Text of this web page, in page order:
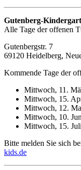
Gutenberg-
Alle Tage der offenen
Gutenbergstr. 7
69120 Heidelberg,
Kommende Tage der
Mittwoch, 11.
Mittwoch, 15.
Mittwoch, 12.
Mittwoch, 10.
Mittwoch, 15.
Bitte melden Sie sich
kids.de